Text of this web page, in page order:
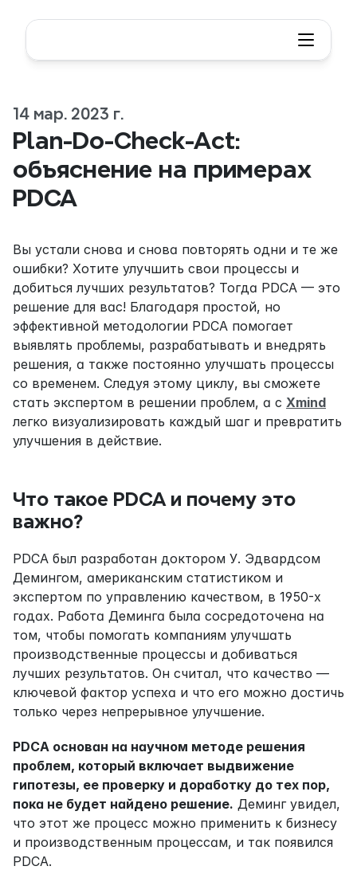
14 мар. 2023 г.
Plan-Do-Check-Act:
объяснение на примерах
PDCA
Вы устали снова и снова повторять одни и те же
ошибки? Хотите улучшить свои процессы и
добиться лучших результатов? Тогда PDCA — это
решение для вас! Благодаря простой, но
эффективной методологии PDCA помогает
выявлять проблемы, разрабатывать и внедрять
решения, а также постоянно улучшать процессы
со временем. Следуя этому циклу, вы сможете
стать экспертом в решении проблем, а с Xmind
легко визуализировать каждый шаг и превратить
улучшения в действие.
Что такое PDCA и почему это
важно?
PDCA был разработан доктором У. Эдвардсом
Демингом, американским статистиком и
экспертом по управлению качеством, в 1950-х
годах. Работа Деминга была сосредоточена на
том, чтобы помогать компаниям улучшать
производственные процессы и добиваться
лучших результатов. Он считал, что качество —
ключевой фактор успеха и что его можно достичь
только через непрерывное улучшение.
PDCA основан на научном методе решения
проблем, который включает выдвижение
гипотезы, ее проверку и доработку до тех пор,
пока не будет найдено решение. Деминг увидел,
что этот же процесс можно применить к бизнесу
и производственным процессам, и так появился
PDCA.